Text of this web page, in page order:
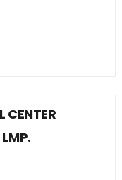
CENTER